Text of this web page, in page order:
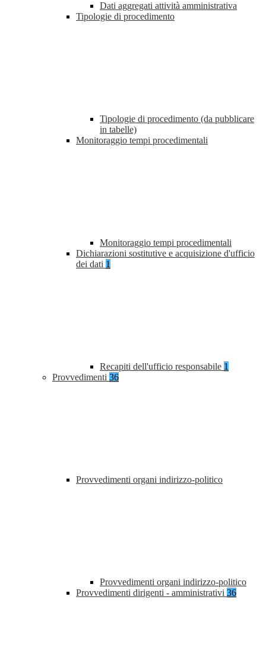
Dati aggregati attività amministrativa
Tipologie di procedimento
Tipologie di procedimento (da pubblicare
in tabelle)
Monitoraggio tempi procedimentali
Monitoraggio tempi procedimentali
Dichiarazioni sostitutive e acquisizione d'ufficio
dei dati 1
Recapiti dell'ufficio responsabile 1
Provvedimenti 36
Provvedimenti organi indirizzo-politico
Provvedimenti organi indirizzo-politico
Provvedimenti dirigenti - amministrativi 36